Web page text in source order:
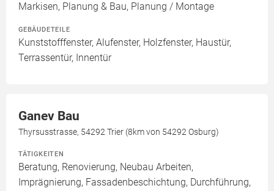
Markisen, Planung & Bau, Planung / Montage
GEBÄUDETEILE
Kunststofffenster, Alufenster, Holzfenster, Haustür,
Terrassentür, Innentür
Ganev Bau
Thyrsusstrasse, 54292 Trier (8km von 54292 Osburg)
TÄTIGKEITEN
Beratung, Renovierung, Neubau Arbeiten,
Imprägnierung, Fassadenbeschichtung, Durchführung,